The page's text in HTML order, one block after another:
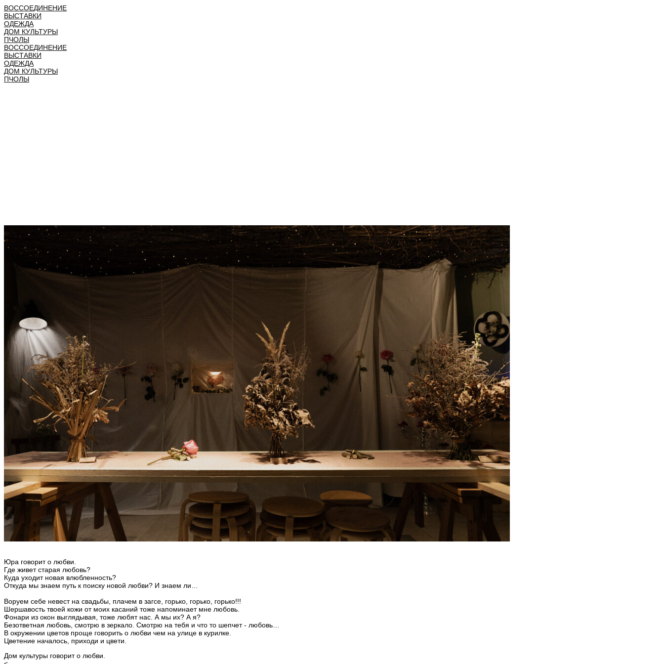
ВОССОЕДИНЕНИЕ
ВЫСТАВКИ
ОДЕЖДА
ДОМ КУЛЬТУРЫ
ПЧОЛЫ
ВОССОЕДИНЕНИЕ
ВЫСТАВКИ
ОДЕЖДА
ДОМ КУЛЬТУРЫ
ПЧОЛЫ
Юра говорит о любви.
Где живет старая любовь?
Куда уходит новая влюбленность?
Откуда мы знаем путь к поиску новой любви? И знаем ли…
Воруем себе невест на свадьбы, плачем в загсе, горько, горько, горько!!!
Шершавость твоей кожи от моих касаний тоже напоминает мне любовь.
Фонари из окон выглядывая, тоже любят нас. А мы их? А я?
Безответная любовь, смотрю в зеркало. Смотрю на тебя и что то шепчет - любовь…
В окружении цветов проще говорить о любви чем на улице в курилке.
Цветение началось, приходи и цвети.
Дом культуры говорит о любви.